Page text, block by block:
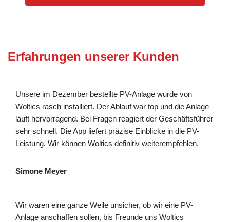
Erfahrungen unserer Kunden
Unsere im Dezember bestellte PV-Anlage wurde von
Woltics rasch installiert. Der Ablauf war top und die Anlage
läuft hervorragend. Bei Fragen reagiert der Geschäftsführer
sehr schnell. Die App liefert präzise Einblicke in die PV-
Leistung. Wir können Woltics definitiv weiterempfehlen.
Simone Meyer
Wir waren eine ganze Weile unsicher, ob wir eine PV-
Anlage anschaffen sollen, bis Freunde uns Woltics